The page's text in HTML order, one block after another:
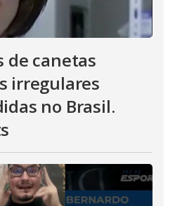
de canetas
irregulares
no Brasil.